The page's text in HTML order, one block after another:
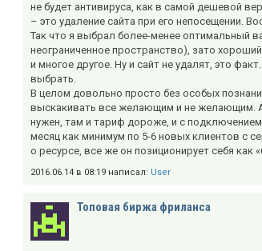
не будет антивируса, как в самой дешевой
– это удаление сайта при его непосещении.
Так что я выбрал более-менее оптимальный
неограниченное пространство), зато
и многое другое. Ну и сайт не удалят, это
выбрать.
В целом довольно просто без особых
выскакивать все желающим и не желающим. А
нужен, там и тариф дороже, и с
месяц как минимум по 5-6 новых клиентов с
о ресурсе, все же он позиционирует себя как
2016.06.14 в 08:19 написал: User
Топовая биржа фриланса